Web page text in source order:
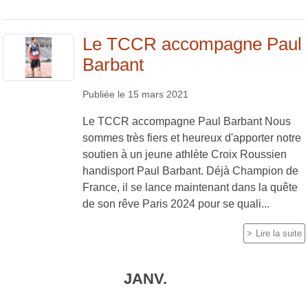
Le TCCR accompagne Paul
Barbant
Publiée le 15 mars 2021
Le TCCR accompagne Paul Barbant Nous
sommes très fiers et heureux d'apporter notre
soutien à un jeune athlète Croix Roussien
handisport Paul Barbant. Déjà Champion de
France, il se lance maintenant dans la quête
de son rêve Paris 2024 pour se quali...
Lire la suite
JANV.